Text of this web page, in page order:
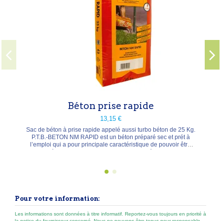
Béton prise rapide
à prise rapide appelé aussi turbo béton de 25 Kg.
BETON NM RAPID est un béton préparé sec et prét à
qui a pour principale caractéristique de pouvoir être
en le versant dans de l’eau sans mélanger. P.T.B.-
Pour votre information:
Les informations sont données à titre informatif. Reportez-vous toujours en priorité à